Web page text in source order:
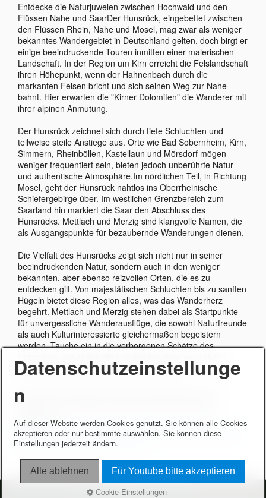
Entdecke die Naturjuwelen zwischen Hochwald und den
Flüssen Nahe und SaarDer Hunsrück, eingebettet zwischen
den Flüssen Rhein, Nahe und Mosel, mag zwar als weniger
bekanntes Wandergebiet in Deutschland gelten, doch birgt er
einige beeindruckende Touren inmitten einer malerischen
Landschaft. In der Region um Kirn erreicht die Felslandschaft
ihren Höhepunkt, wenn der Hahnenbach durch die
markanten Felsen bricht und sich seinen Weg zur Nahe
bahnt. Hier erwarten die "Kirner Dolomiten" die Wanderer mit
ihrer alpinen Anmutung.
Der Hunsrück zeichnet sich durch tiefe Schluchten und
teilweise steile Anstiege aus. Orte wie Bad Sobernheim, Kirn,
Simmern, Rheinböllen, Kastellaun und Mörsdorf mögen
weniger frequentiert sein, bieten jedoch unberührte Natur
und authentische Atmosphäre.Im nördlichen Teil, in Richtung
Mosel, geht der Hunsrück nahtlos ins Oberrheinische
Schiefergebirge über. Im westlichen Grenzbereich zum
Saarland hin markiert die Saar den Abschluss des
Hunsrücks. Mettlach und Merzig sind klangvolle Namen, die
als Ausgangspunkte für bezaubernde Wanderungen dienen.
Die Vielfalt des Hunsrücks zeigt sich nicht nur in seiner
beeindruckenden Natur, sondern auch in den weniger
bekannten, aber ebenso reizvollen Orten, die es zu
entdecken gilt. Von majestätischen Schluchten bis zu sanften
Hügeln bietet diese Region alles, was das Wanderherz
begehrt. Mettlach und Merzig stehen dabei als Startpunkte
für unvergessliche Wanderausflüge, die sowohl Naturfreunde
als auch Kulturinteressierte gleichermaßen begeistern
werden. Tauche ein in die verborgenen Schätze des
unentdeckten Wanderregion in Deutschland.
Eine kleine Auswahl der vielen Wanderungen, die
möglich sind, findet man links und auf der alten
Webseite
​https://www.gerald-friederici.de/wfgf-2019/hundsrueck-
zwischen-nahe-und-mosel.html
Datenschutzeinstellunge
n
Auf dieser Website werden Cookies genutzt. Sie können alle Cookies
akzeptieren oder nur bestimmte auswählen. Sie können diese
Einstellungen jederzeit ändern.
Alle ablehnen Für Youtube bitte akzeptieren
Cookie-Einstellungen